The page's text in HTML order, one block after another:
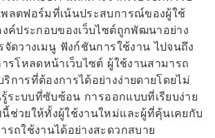
ลตฟอร์มที่เน้นประสบการณ์ของผู้ใช้
ค์ประกอบของเว็บไซต์ถูกพัฒนาอย่าง
ดวางเมนู ฟังก์ชันการใช้งาน ไปจนถึง
รโหลดหน้าเว็บไซต์ ผู้ใช้งานสามารถ
การที่ต้องการได้อย่างง่ายดายโดยไม่
รู้ระบบที่ซับซ้อน การออกแบบที่เรียบง่าย
ช่วยให้ทั้งผู้ใช้งานใหม่และผู้ที่คุ้นเคยกับ
ถใช้งานได้อย่างสะดวกสบาย